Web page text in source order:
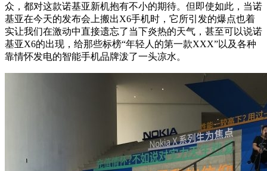
众，都对这款诺基亚新机抱有不小的期待。但即使如此，当诺
基亚在今天的发布会上搬出X6手机时，它所引发的爆点也着
实让我们在激动中直接遗忘了当下炎热的天气，甚至可以说诺
基亚X6的出现，给那些标榜“年轻人的第一款XXX”以及各种
靠情怀发电的智能手机品牌泼了一头凉水。